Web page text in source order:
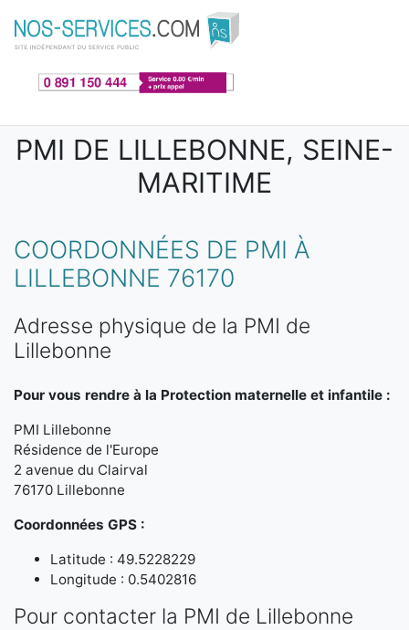
Aller au contenu principal
PMI DE LILLEBONNE, SEINE-
MARITIME
COORDONNÉES DE PMI À
LILLEBONNE 76170
Adresse physique de la PMI de
Lillebonne
Pour vous rendre à la Protection maternelle et infantile :
PMI Lillebonne
Résidence de l'Europe
2 avenue du Clairval
76170 Lillebonne
Coordonnées GPS :
Latitude : 49.5228229
Longitude : 0.5402816
Pour contacter la PMI de Lillebonne